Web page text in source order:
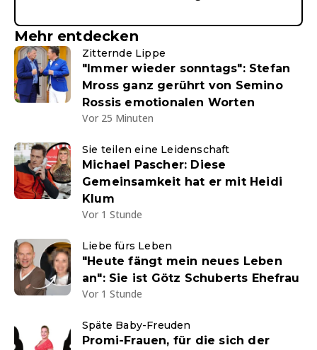
Mehr entdecken
Zitternde Lippe
"Immer wieder sonntags": Stefan
Mross ganz gerührt von Semino
Rossis emotionalen Worten
Vor 25 Minuten
Sie teilen eine Leidenschaft
Michael Pascher: Diese
Gemeinsamkeit hat er mit Heidi
Klum
Vor 1 Stunde
Liebe fürs Leben
"Heute fängt mein neues Leben
an": Sie ist Götz Schuberts Ehefrau
Vor 1 Stunde
Späte Baby-Freuden
Promi-Frauen, für die sich der